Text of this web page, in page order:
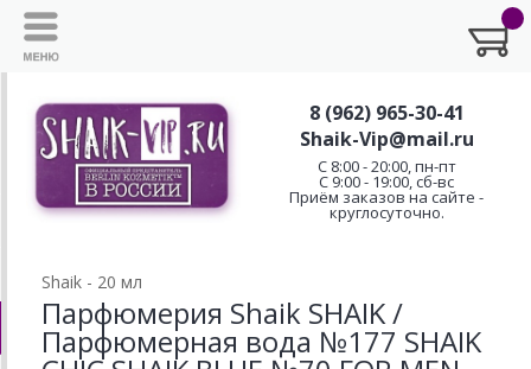
8 (962) 965-30-41
Shaik-Vip@mail.ru
C 8:00 - 20:00, пн-пт
С 9:00 - 19:00, сб-вс
Приём заказов на сайте -
круглосуточно.
Shaik - 20 мл
Парфюмерия Shaik SHAIK /
Парфюмерная вода №177 SHAIK